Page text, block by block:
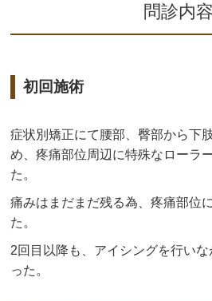
問診内容
初回施術
症状別矯正にて腰部、臀部から下
め、疼痛部位周辺に特殊なローラ
た。
痛みはまだまだ残る為、疼痛部位
た。
2回目以降も、アイシングを行い
った。